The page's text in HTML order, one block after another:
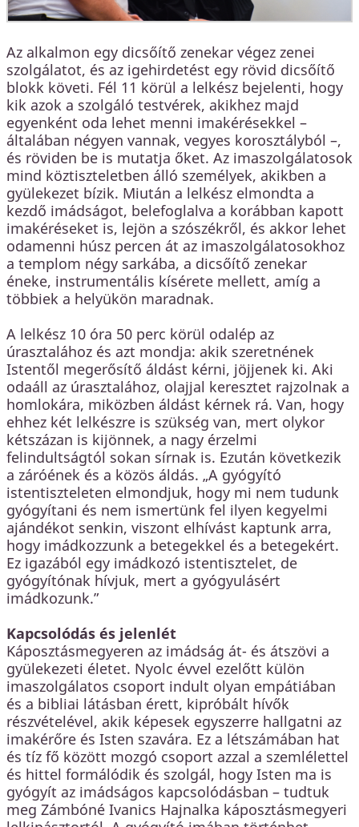
Az alkalmon egy dicsőítő zenekar végez zenei
szolgálatot, és az igehirdetést egy rövid dicsőítő
blokk követi. Fél 11 körül a lelkész bejelenti, hogy
kik azok a szolgáló testvérek, akikhez majd
egyenként oda lehet menni imakérésekkel –
általában négyen vannak, vegyes korosztályból –,
és röviden be is mutatja őket. Az imaszolgálatosok
mind köztiszteletben álló személyek, akikben a
gyülekezet bízik. Miután a lelkész elmondta a
kezdő imádságot, belefoglalva a korábban kapott
imakéréseket is, lejön a szószékről, és akkor lehet
odamenni húsz percen át az imaszolgálatosokhoz
a templom négy sarkába, a dicsőítő zenekar
éneke, instrumentális kísérete mellett, amíg a
többiek a helyükön maradnak.
A lelkész 10 óra 50 perc körül odalép az
úrasztalához és azt mondja: akik szeretnének
Istentől megerősítő áldást kérni, jöjjenek ki. Aki
odaáll az úrasztalához, olajjal keresztet rajzolnak a
homlokára, miközben áldást kérnek rá. Van, hogy
ehhez két lelkészre is szükség van, mert olykor
kétszázan is kijönnek, a nagy érzelmi
felindultságtól sokan sírnak is. Ezután következik
a záróének és a közös áldás. „A gyógyító
istentiszteleten elmondjuk, hogy mi nem tudunk
gyógyítani és nem ismertünk fel ilyen kegyelmi
ajándékot senkin, viszont elhívást kaptunk arra,
hogy imádkozzunk a betegekkel és a betegekért.
Ez igazából egy imádkozó istentisztelet, de
gyógyítónak hívjuk, mert a gyógyulásért
imádkozunk.”
Kapcsolódás és jelenlét
Káposztásmegyeren az imádság át- és átszövi a
gyülekezeti életet. Nyolc évvel ezelőtt külön
imaszolgálatos csoport indult olyan empátiában
és a bibliai látásban érett, kipróbált hívők
részvételével, akik képesek egyszerre hallgatni az
imakérőre és Isten szavára. Ez a létszámában hat
és tíz fő között mozgó csoport azzal a szemlélettel
és hittel formálódik és szolgál, hogy Isten ma is
gyógyít az imádságos kapcsolódásban – tudtuk
meg Zámbóné Ivanics Hajnalka káposztásmegyeri